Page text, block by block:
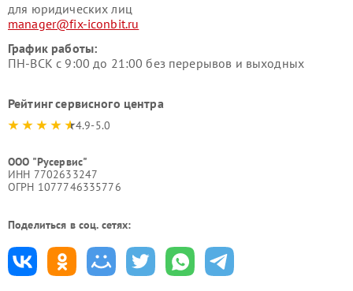
для юридических лиц
manager@fix-iconbit.ru
График работы:
ПН-ВСК с 9:00 до 21:00 без перерывов и выходных
Рейтинг сервисного центра
4.9-5.0
ООО "Русервис"
ИНН 7702633247
ОГРН 1077746335776
Поделиться в соц. сетях: